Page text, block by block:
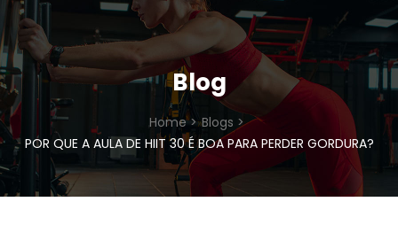
Blog
Home > Blogs >
POR QUE A AULA DE HIIT 30 É BOA PARA PERDER GORDURA?